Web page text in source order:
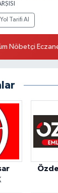
Yol Tarifi Al
Nöbetçi